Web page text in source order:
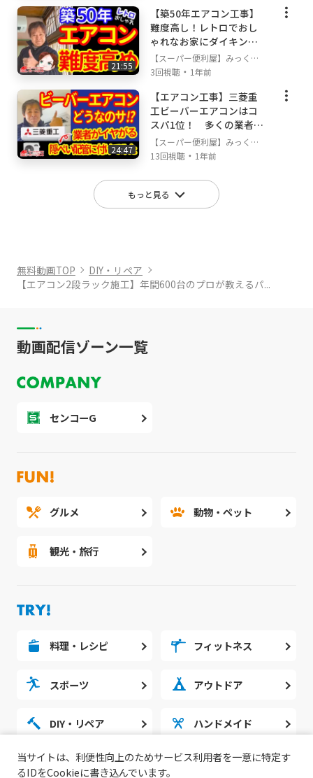
21:55
【築50年エアコン工事】
難度高し！レトロでおし
ゃれなお家にダイキンエ
アコンを設置
【スーパー便利屋】みっく店
長が行く!
3回視聴 ・ 1年前
24:47
【エアコン工事】三菱重
工ビーバーエアコンはコ
スパ1位！ 多くの業者が
敬遠する隠ぺい配管に取
り付け
【スーパー便利屋】みっく店
長が行く!
13回視聴 ・ 1年前
もっと見る
無料動画TOP
DIY・リペア
【エアコン2段ラック施工】年間600台のプロが教えるパ...
動画配信ゾーン一覧
センコーG
グルメ 動物・ペット
観光・旅行
料理・レシピ フィットネス
スポーツ アウトドア
DIY・リペア ハンドメイド
勉強・スタディ ノウハウ
当サイトは、利便性向上のためサービス利用者を一意に特定す
るIDをCookieに書き込んでいます。